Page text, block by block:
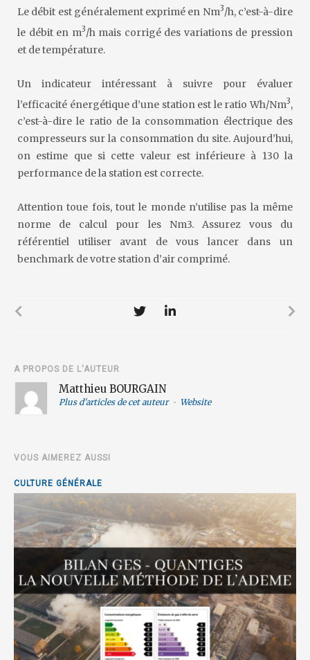
Le débit est généralement exprimé en Nm3/h, c’est-à-dire
le débit en m3/h mais corrigé des variations de pression
et de température.
Un indicateur intéressant à suivre pour évaluer
l’efficacité énergétique d’une station est le ratio Wh/Nm3,
c’est-à-dire le ratio de la consommation électrique des
compresseurs sur la consommation du site. Aujourd’hui,
on estime que si cette valeur est inférieure à 130 la
performance de la station est correcte.
Attention toue fois, tout le monde n’utilise pas la même
norme de calcul pour les Nm3. Assurez vous du
référentiel utiliser avant de vous lancer dans un
benchmark de votre station d’air comprimé.
A PROPOS DE L'AUTEUR
Matthieu BOURGAIN
Plus d'articles de cet auteur• Website
VOUS AIMEREZ AUSSI
CULTURE GÉNÉRALE